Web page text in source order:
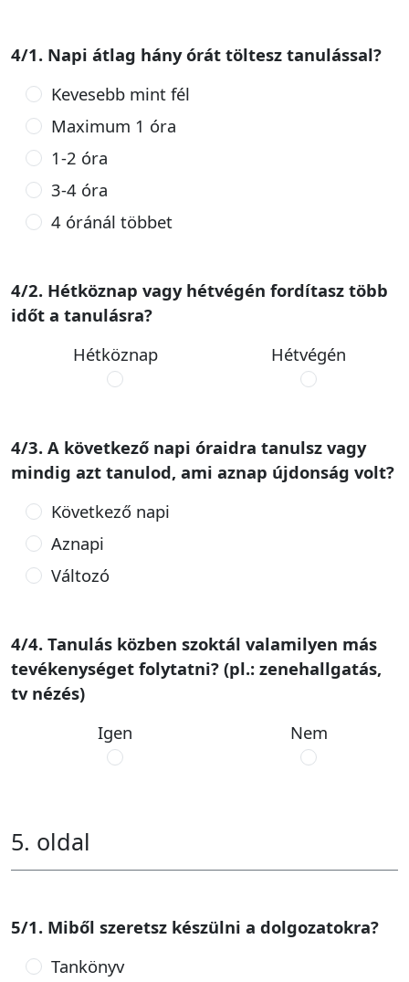
4/1. Napi átlag hány órát töltesz tanulással?
Kevesebb mint fél
Maximum 1 óra
1-2 óra
3-4 óra
4 óránál többet
4/2. Hétköznap vagy hétvégén fordítasz több
időt a tanulásra?
Hétköznap
Hétvégén
4/3. A következő napi óraidra tanulsz vagy
mindig azt tanulod, ami aznap újdonság volt?
Következő napi
Aznapi
Változó
4/4. Tanulás közben szoktál valamilyen más
tevékenységet folytatni? (pl.: zenehallgatás,
tv nézés)
Igen
Nem
5. oldal
5/1. Miből szeretsz készülni a dolgozatokra?
Tankönyv